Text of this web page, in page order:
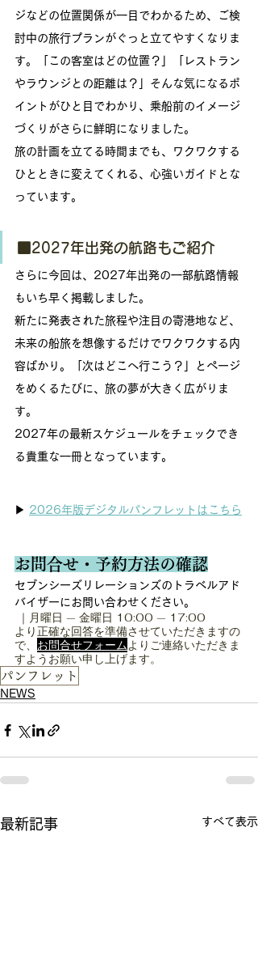
ジなどの位置関係が一目でわかるため、ご検
討中の旅行プランがぐっと立てやすくなりま
す。「この客室はどの位置？」「レストラン
やラウンジとの距離は？」そんな気になるポ
イントがひと目でわかり、乗船前のイメージ
づくりがさらに鮮明になりました。
旅の計画を立てる時間までも、ワクワクする
ひとときに変えてくれる、心強いガイドとな
っています。
■2027年出発の航路もご紹介
さらに今回は、2027年出発の一部航路情報
もいち早く掲載しました。
新たに発表された旅程や注目の寄港地など、
未来の船旅を想像するだけでワクワクする内
容ばかり。「次はどこへ行こう？」とページ
をめくるたびに、旅の夢が大きく広がりま
す。
2027年の最新スケジュールをチェックでき
る貴重な一冊となっています。
▶︎ 2026年版デジタルパンフレットはこちら
お問合せ・予約方法の確認
セブンシーズリレーションズのトラベルアド
バイザーにお問い合わせください。
｜月曜日 — 金曜日 10:00 — 17:00
より正確な回答を準備させていただきますの
で、 お問合せフォームよりご連絡いただきま
すようお願い申し上げます。
パンフレット
NEWS
最新記事 すべて表示